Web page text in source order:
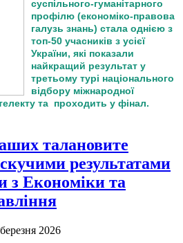
суспільного-гуманітарного
профілю (економіко-правова
галузь знань) стала однією з
топ-50 учасників з усієї
України, які показали
найкращий результат у
третьому турі національного
відбору міжнародної
та проходить у фінал.
талановите
результатами
з Економіки та
2026